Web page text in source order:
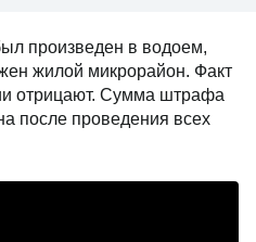
произведен в водоем,
жилой микрорайон. Факт
отрицают. Сумма штрафа
после проведения всех